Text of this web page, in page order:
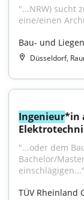
"...NRW) sucht
eine/einen
Bau- und
Düsseldorf,
Ingenieur*in
"...oder dem
Bachelor/
einschlägigen..."
TÜV Rheinland